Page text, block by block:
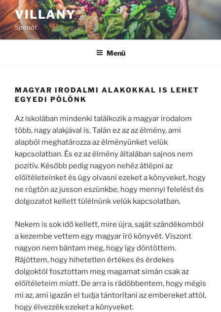
Tartalomhoz
VILLANY
Spenót
Menü
MAGYAR IRODALMI ALAKOKKAL IS LEHET
EGYEDI PÓLÓNK
Az iskolában mindenki találkozik a magyar irodalom
több, nagy alakjával is. Talán ez az az élmény, ami
alapból meghatározza az élményünket velük
kapcsolatban. És ez az élmény általában sajnos nem
pozitív. Később pedig nagyon nehéz átlépni az
előítéleteinket és úgy olvasni ezeket a könyveket, hogy
ne rögtön az jusson eszünkbe, hogy mennyi felelést és
dolgozatot kellett túlélnünk velük kapcsolatban.
Nekem is sok idő kellett, mire újra, saját szándékomból
a kezembe vettem egy magyar író könyvét. Viszont
nagyon nem bántam meg, hogy így döntöttem.
Rájöttem, hogy hihetetlen értékes és érdekes
dolgoktól fosztottam meg magamat simán csak az
előítéleteim miatt. De arra is rádöbbentem, hogy mégis
mi az, ami igazán el tudja tántorítani az embereket attól,
hogy élvezzék ezeket a könyveket.